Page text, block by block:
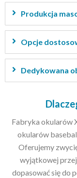
Produkcja
Opcje
Dedykowana
Fabryka okularów
okularów
Oferujemy
wyjątkowej
dopasować się do